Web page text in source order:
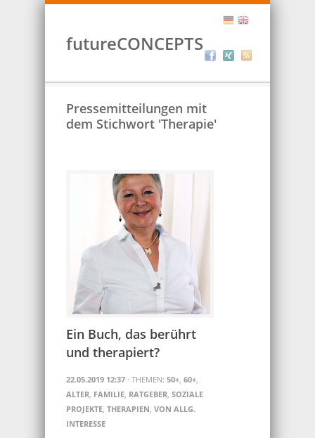
futureCONCEPTS
Pressemitteilungen mit
dem Stichwort 'Therapie'
Ein Buch, das berührt
und therapiert?
22.05.2019 12:37 · THEMEN: 50+, 60+,
ALTER, FAMILIE, RATGEBER, SOZIALE
PROJEKTE, THERAPIEN, VON ALLG.
INTERESSE